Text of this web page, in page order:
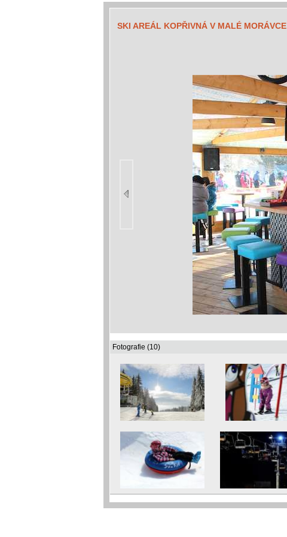
SKI AREÁL KOPŘIVNÁ V MALÉ MORÁVCE
Fotografie (10)